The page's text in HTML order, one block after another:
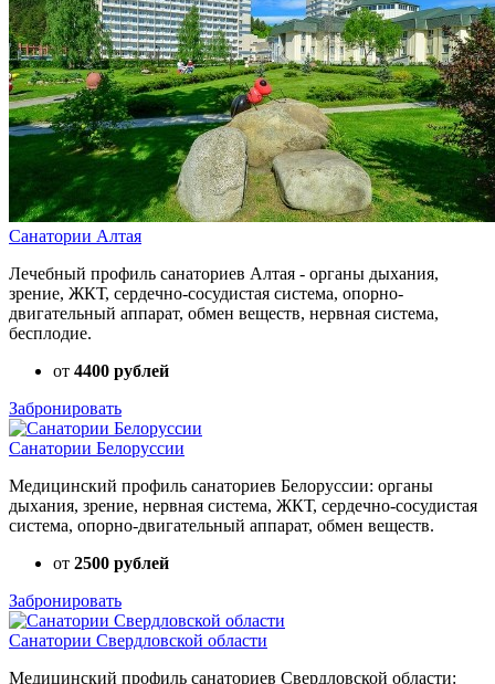
Санатории Алтая
Лечебный профиль санаториев Алтая - органы дыхания,
зрение, ЖКТ, сердечно-сосудистая система, опорно-
двигательный аппарат, обмен веществ, нервная система,
бесплодие.
от 4400 рублей
Забронировать
Санатории Белоруссии
Медицинский профиль санаториев Белоруссии: органы
дыхания, зрение, нервная система, ЖКТ, сердечно-сосудистая
система, опорно-двигательный аппарат, обмен веществ.
от 2500 рублей
Забронировать
Санатории Свердловской области
Медицинский профиль санаториев Свердловской области: